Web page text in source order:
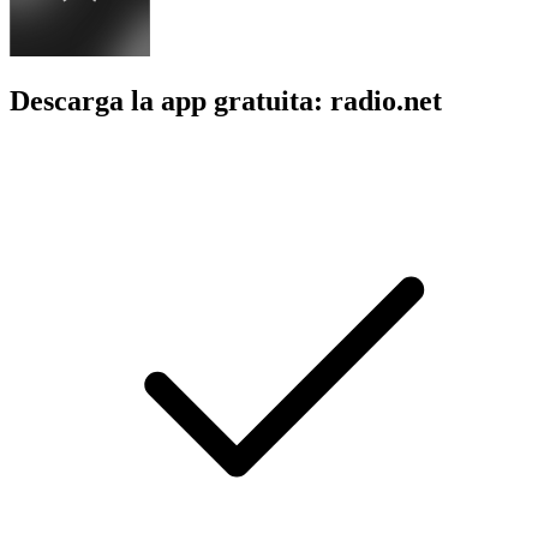
Descarga la app gratuita: radio.net